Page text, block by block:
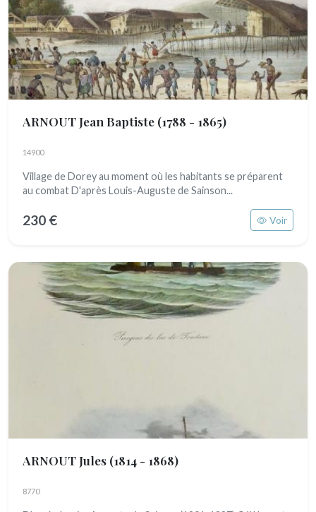
ARNOUT Jean Baptiste (1788 - 1865)
14900
Village de Dorey au moment où les habitants se préparent
au combat D'après Louis-Auguste de Sainson...
230 € Voir
ARNOUT Jules (1814 - 1868)
8770